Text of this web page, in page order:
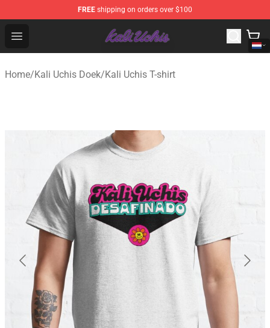
FREE shipping on orders over $100
Open menu
Kali Uchis Store - Official Kali Uchis Merchandise Shop
Home/Kali Uchis Doek/Kali Uchis T-shirt